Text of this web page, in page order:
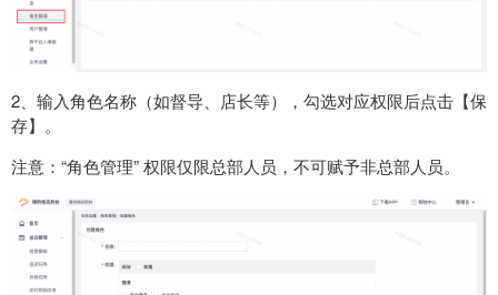
2、输入角色名称（如督导、店长等），勾选对应权限后点击【保
存】。
注意：“角色管理” 权限仅限总部人员，不可赋予非总部人员。